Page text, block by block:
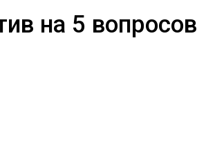
на 5 вопросов